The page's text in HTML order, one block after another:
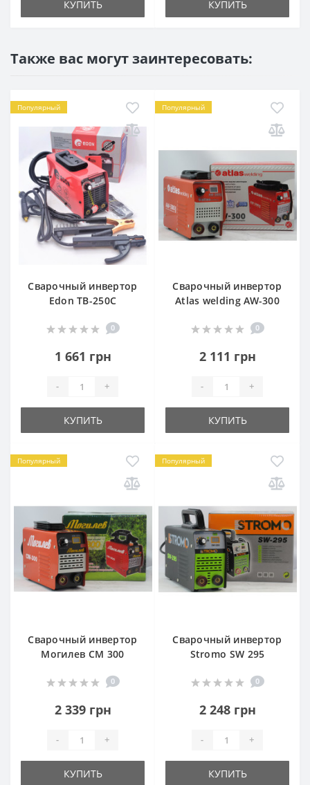
КУПИТЬ КУПИТЬ
Также вас могут заинтересовать:
Популярный
Сварочный инвертор
Edon TB-250C
0
1 661 грн
- +
КУПИТЬ
Популярный
Сварочный инвертор
Atlas welding AW-300
0
2 111 грн
- +
КУПИТЬ
Популярный
Сварочный инвертор
Могилев СМ 300
0
2 339 грн
- +
КУПИТЬ
Популярный
Сварочный инвертор
Stromo SW 295
0
2 248 грн
- +
КУПИТЬ